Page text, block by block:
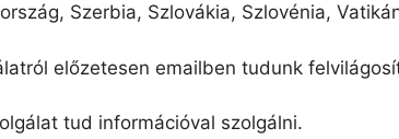
Szerbia, Szlovákia, Szlovénia,
előzetesen emailben tudunk
tud információval szolgálni.